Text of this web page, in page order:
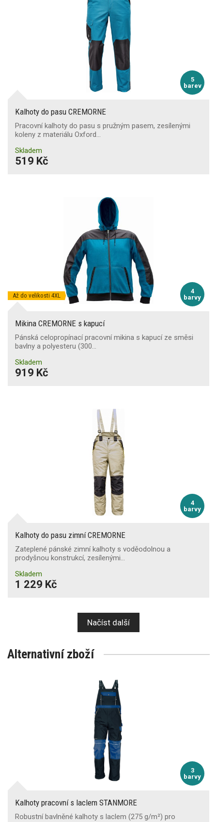
5
barev
Kalhoty do pasu CREMORNE
Pracovní kalhoty do pasu s pružným pasem, zesílenými
koleny z materiálu Oxford…
Skladem
519 Kč
4
barvy
Až do velikosti 4XL
Mikina CREMORNE s kapucí
Pánská celopropínací pracovní mikina s kapucí ze směsi
bavlny a polyesteru (300…
Skladem
919 Kč
4
barvy
Kalhoty do pasu zimní CREMORNE
Zateplené pánské zimní kalhoty s voděodolnou a
prodyšnou konstrukcí, zesílenými…
Skladem
1 229 Kč
Načíst další
Alternativní zboží
3
barvy
Kalhoty pracovní s laclem STANMORE
Robustní bavlněné kalhoty s laclem (275 g/m²) pro